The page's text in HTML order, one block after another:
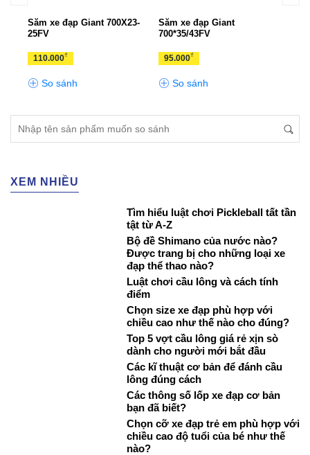
Săm xe đạp Giant 700X23-
25FV
110.000₫
So sánh
Săm xe đạp Giant
700*35/43FV
95.000₫
So sánh
XEM NHIỀU
Tìm hiểu luật chơi Pickleball tất tần
tật từ A-Z
Bộ đề Shimano của nước nào?
Được trang bị cho những loại xe
đạp thể thao nào?
Luật chơi cầu lông và cách tính
điểm
Chọn size xe đạp phù hợp với
chiều cao như thế nào cho đúng?
Top 5 vợt cầu lông giá rẻ xịn sò
dành cho người mới bắt đầu
Các kĩ thuật cơ bản để đánh cầu
lông đúng cách
Các thông số lốp xe đạp cơ bản
bạn đã biết?
Chọn cỡ xe đạp trẻ em phù hợp với
chiều cao độ tuổi của bé như thế
nào?